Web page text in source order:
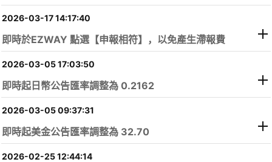
2026-03-17 14:17:40
即時於EZWAY 點選【申報相符】，以免產生滯報費
2026-03-05 17:03:50
即時起日幣公告匯率調整為 0.2162
2026-03-05 09:37:31
即時起美金公告匯率調整為 32.70
2026-02-25 12:44:14